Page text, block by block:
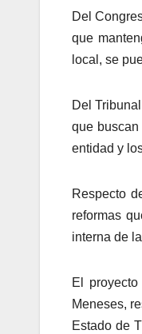
Del
que
local, se
Del
que
entidad y
Respecto
reformas
interna de
El
Meneses,
Estado de